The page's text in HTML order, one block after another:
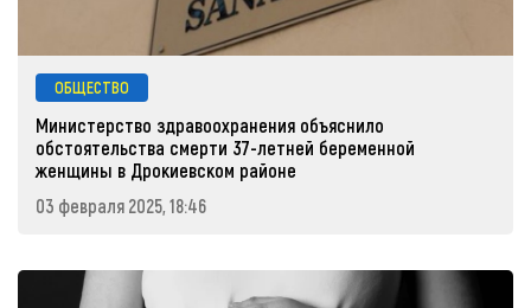
ОБЩЕСТВО
Министерство здравоохранения объяснило
обстоятельства смерти 37-летней беременной
женщины в Дрокиевском районе
03 февраля 2025, 18:46